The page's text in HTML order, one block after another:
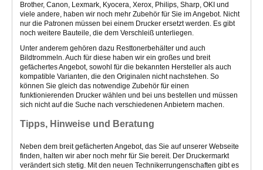
Brother, Canon, Lexmark, Kyocera, Xerox, Philips, Sharp, OKI und
viele andere, haben wir noch mehr Zubehör für Sie im Angebot. Nicht
nur die Patronen müssen bei einem Drucker ersetzt werden. Es gibt
noch weitere Bauteile, die dem Verschleiß unterliegen.
Unter anderem gehören dazu Resttonerbehälter und auch
Bildtrommeln. Auch für diese haben wir ein großes und breit
gefächertes Angebot, sowohl für die bekannten Hersteller als auch
kompatible Varianten, die den Originalen nicht nachstehen. So
können Sie gleich das notwendige Zubehör für einen
funktionierenden Drucker wählen und bei uns bestellen und müssen
sich nicht auf die Suche nach verschiedenen Anbietern machen.
Tipps, Hinweise und Beratung
Neben dem breit gefächerten Angebot, das Sie auf unserer Webseite
finden, halten wir aber noch mehr für Sie bereit. Der Druckermarkt
verändert sich stetig. Mit den neuen Technikerrungenschaften gibt es